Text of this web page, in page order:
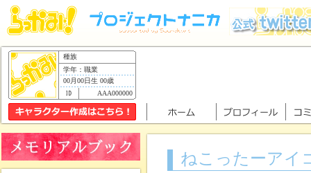
種族
学年：職業
00月00日生 00歳
AAA000000
ねこったーアイ